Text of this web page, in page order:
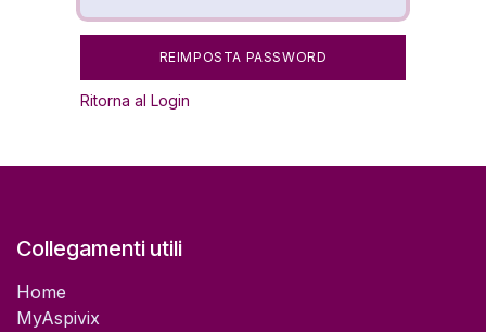
REIMPOSTA PASSWORD
Ritorna al Login
Collegamenti utili
Home
MyAspivix